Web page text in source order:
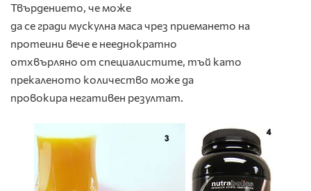
Твърдението, че може
да се гради мускулна маса чрез приемането на
протеини вече е нееднократно
отхвърляно от специалистите, тъй като
прекаленото количество може да
провокира негативен резултат.